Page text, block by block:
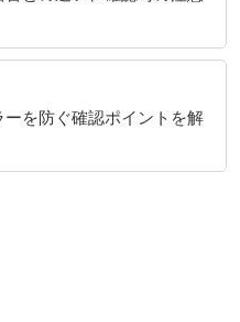
を防ぐ確認ポイントを解